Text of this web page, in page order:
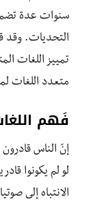
سنوات عدة
التحديات. وقد
تمييز اللغات
متعدد اللغات
فَهم
إنّ الناس
لو لم يكونوا
الانتباه إلى